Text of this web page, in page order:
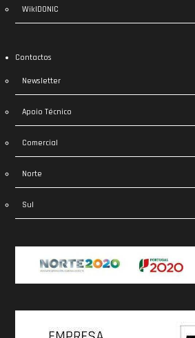
WikIDONIC
Contactos
Newsletter
Apoio Técnico
Comercial
Norte
Sul